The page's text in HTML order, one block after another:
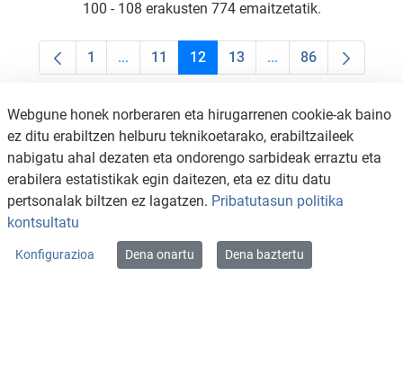
100 - 108 erakusten 774 emaitzetatik.
Orrialdea
1 ...Intermediate Pages Use TAB to navigate.
Orrialdea
11 Orrialdea
12 Orrialdea
13 ...Intermediate Pages
Orrialdea
86
KONTAKTUA
LEGE OHARRA
Webgune honek norberaren eta hirugarrenen cookie-ak baino
ez ditu erabiltzen helburu teknikoetarako, erabiltzaileek
nabigatu ahal dezaten eta ondorengo sarbideak erraztu eta
erabilera estatistikak egin daitezen, eta ez ditu datu
pertsonalak biltzen ez lagatzen. Pribatutasun politika
kontsultatu
Konfigurazioa Dena onartu Dena baztertu